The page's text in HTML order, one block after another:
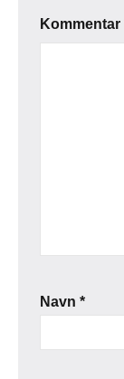
Kommentar
Navn *